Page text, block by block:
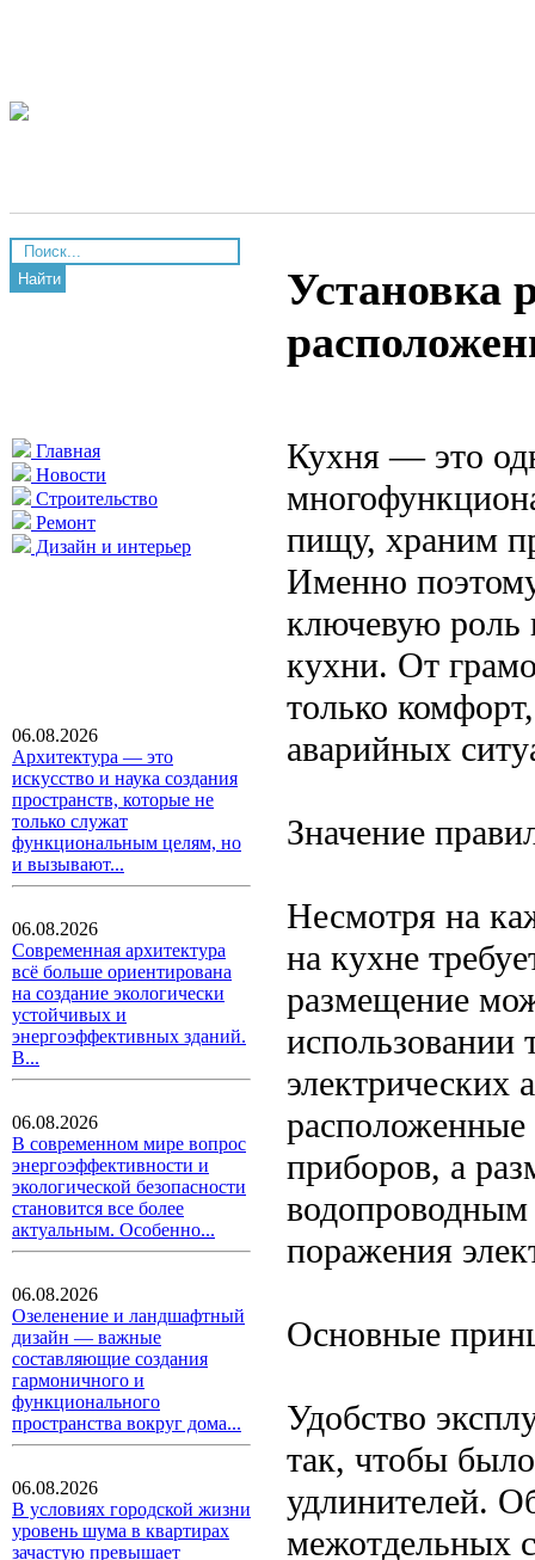
Найти
Главная
Новости
Строительство
Ремонт
Дизайн и интерьер
06.08.2026
Архитектура — это
искусство и наука создания
пространств, которые не
только служат
функциональным целям, но
и вызывают...
06.08.2026
Современная архитектура
всё больше ориентирована
на создание экологически
устойчивых и
энергоэффективных зданий.
В...
06.08.2026
В современном мире вопрос
энергоэффективности и
экологической безопасности
становится все более
актуальным. Особенно...
06.08.2026
Озеленение и ландшафтный
дизайн — важные
составляющие создания
гармоничного и
функционального
пространства вокруг дома...
06.08.2026
В условиях городской жизни
уровень шума в квартирах
зачастую превышает
Установка
Кухня — это
пищу, храним
Именно
ключевую роль
кухни. От
только
аварийных
Значение
Несмотря на
на кухне
размещение
использовании
электрических
приборов, а
водопроводным
поражения
Основные
Удобство
так, чтобы
удлинителей.
межотдельных